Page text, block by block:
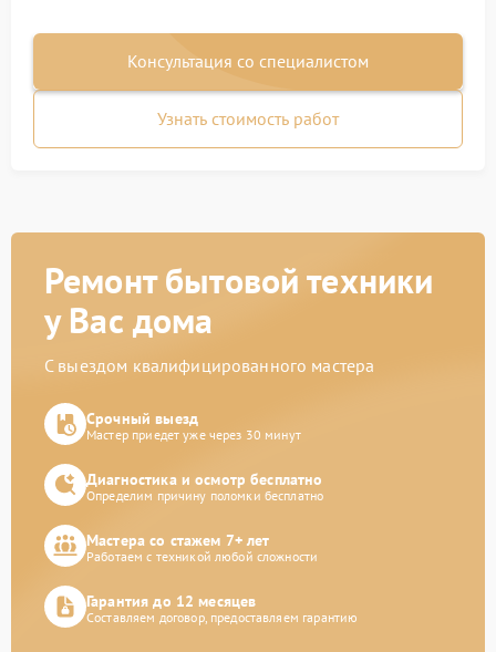
Консультация со специалистом
Узнать стоимость работ
Ремонт бытовой техники
у Вас дома
С выездом квалифицированного мастера
Срочный выезд
Мастер приедет уже через 30 минут
Диагностика и осмотр бесплатно
Определим причину поломки бесплатно
Мастера со стажем 7+ лет
Работаем с техникой любой сложности
Гарантия до 12 месяцев
Составляем договор, предоставляем гарантию